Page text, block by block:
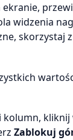
widzenia
skorzystaj
kolumn,
Zablokuj